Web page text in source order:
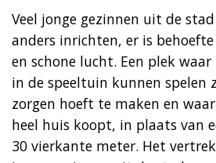
Veel jonge gezinnen uit de
anders inrichten, er is
en schone lucht. Een plek
in de speeltuin kunnen spelen
zorgen hoeft te maken en
heel huis koopt, in plaats van
30 vierkante meter. Het